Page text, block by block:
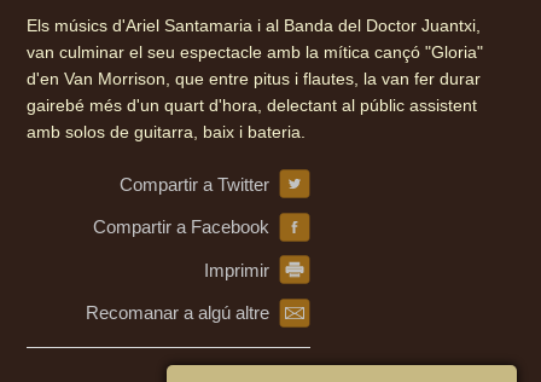
Els músics d'Ariel Santamaria i al Banda del Doctor Juantxi,
van culminar el seu espectacle amb la mítica cançó "Gloria"
d'en Van Morrison, que entre pitus i flautes, la van fer durar
gairebé més d'un quart d'hora, delectant al públic assistent
amb solos de guitarra, baix i bateria.
Compartir a Twitter
Compartir a Facebook
Imprimir
Recomanar a algú altre